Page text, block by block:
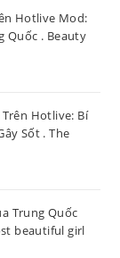
Hotlive Mod:
Quốc . Beauty
Hotlive: Bí
Sốt . The
Trung Quốc
beautiful girl